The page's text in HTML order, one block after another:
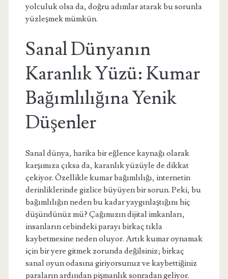
yolculuk olsa da, doğru adımlar atarak bu sorunla
yüzleşmek mümkün.
Sanal Dünyanın
Karanlık Yüzü: Kumar
Bağımlılığına Yenik
Düşenler
Sanal dünya, harika bir eğlence kaynağı olarak
karşımıza çıksa da, karanlık yüzüyle de dikkat
çekiyor. Özellikle kumar bağımlılığı, internetin
derinliklerinde gizlice büyüyen bir sorun. Peki, bu
bağımlılığın neden bu kadar yaygınlaştığını hiç
düşündünüz mü? Çağımızın dijital imkanları,
insanların cebindeki parayı birkaç tıkla
kaybetmesine neden oluyor. Artık kumar oynamak
için bir yere gitmek zorunda değilsiniz; birkaç
sanal oyun odasına giriyorsunuz ve kaybettiğiniz
paraların ardından pişmanlık sonradan geliyor.